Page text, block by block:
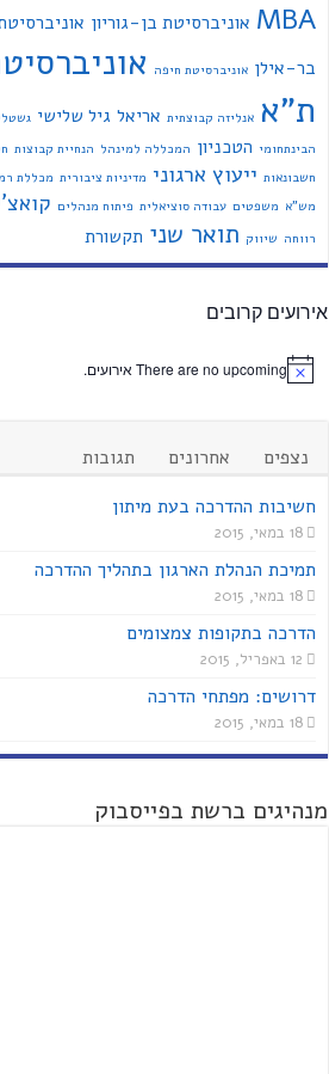
MBA אוניברסיטת בן-גוריון
בר-אילן אוניברסיטת חיפה
ת"א אנליזה קבוצתית אריאל גיל שלישי
הבינתחומי הטכניון המכללה למינהל הנחיית קבוצות
חשבונאות ייעוץ ארגוני מדיניות ציבורית מכללת
מש"א משפטים עבודה סוציאלית פיתוח מנהלים
רווחה שיווק תואר שני תקשורת
אירועים קרובים
There are no upcoming אירועים.
נצפים אחרונים
תגובות
חשיבות ההדרכה בעת מיתון
18 במאי, 2015
תמיכת הנהלת הארגון בתהליך ההדרכה
18 במאי, 2015
הדרכה בתקופות צמצומים
12 באפריל, 2015
דרושים: מפתחי הדרכה
18 במאי, 2015
מנהיגים ברשת בפייסבוק